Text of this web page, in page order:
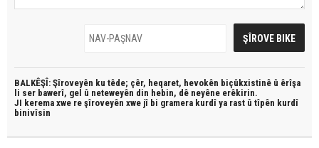
BALKÊŞÎ: Şîroveyên ku têde; çêr, heqaret, hevokên biçûkxistinê û êrîşa
li ser bawerî, gel û neteweyên din hebin, dê neyêne erêkirin.
JI kerema xwe re şîroveyên xwe jî bi gramera kurdî ya rast û tîpên kurdî
binivîsin